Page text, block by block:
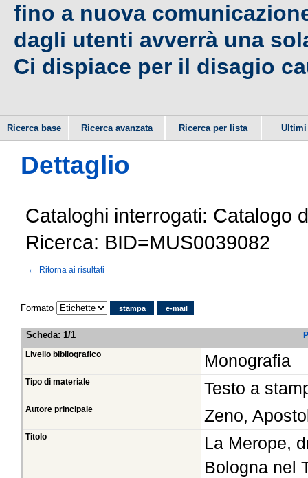
fino a nuova
dagli utenti avverrà una
Ci dispiace per il disagio
Ricerca base Ricerca avanzata Ricerca per lista
Dettaglio
Cataloghi interrogati: Catalogo
Ricerca: BID=MUS0039082
← Ritorna ai risultati
Formato stampa e-mail
Scheda: 1/1
Livello bibliografico Monografia
Tipo di materiale Testo a
Autore principale Zeno,
Titolo
La Merope,
Bologna nel